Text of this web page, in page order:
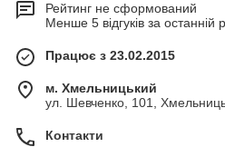
Рейтинг не сформований
Менше 5 відгуків за останній
Працює з 23.02.2015
м. Хмельницький
ул. Шевченко, 101,
Контакти